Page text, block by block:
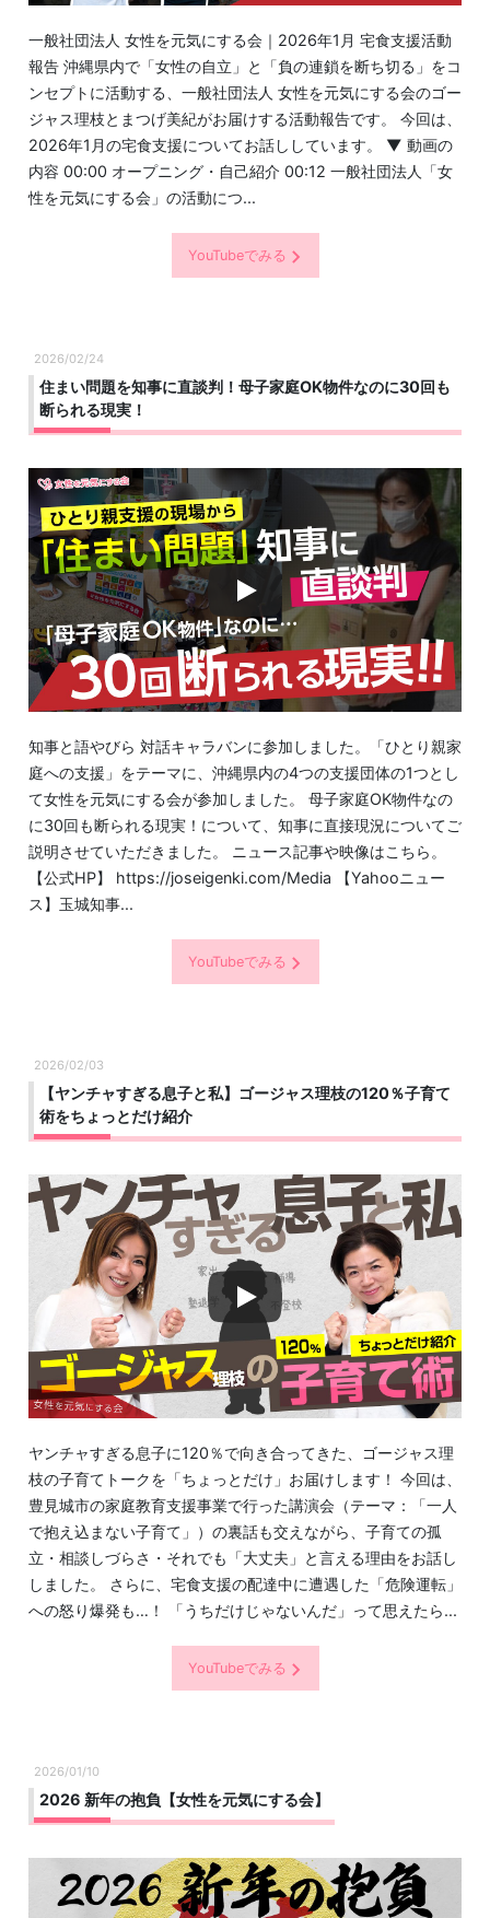
一般社団法人 女性を元気にする会｜2026年1月 宅食支援活動
報告 沖縄県内で「女性の自立」と「負の連鎖を断ち切る」をコ
ンセプトに活動する、一般社団法人 女性を元気にする会のゴー
ジャス理枝とまつげ美紀がお届けする活動報告です。 今回は、
2026年1月の宅食支援についてお話ししています。 ▼ 動画の
内容 00:00 オープニング・自己紹介 00:12 一般社団法人「女
性を元気にする会」の活動につ...
YouTubeでみる
2026/02/24
住まい問題を知事に直談判！母子家庭OK物件なのに30回も
断られる現実！
知事と語やびら 対話キャラバンに参加しました。「ひとり親家
庭への支援」をテーマに、沖縄県内の4つの支援団体の1つとし
て女性を元気にする会が参加しました。 母子家庭OK物件なの
に30回も断られる現実！について、知事に直接現況についてご
説明させていただきました。 ニュース記事や映像はこちら。
【公式HP】 https://joseigenki.com/Media 【Yahooニュー
ス】玉城知事...
YouTubeでみる
2026/02/03
【ヤンチャすぎる息子と私】ゴージャス理枝の120％子育て
術をちょっとだけ紹介
ヤンチャすぎる息子に120％で向き合ってきた、ゴージャス理
枝の子育てトークを「ちょっとだけ」お届けします！ 今回は、
豊見城市の家庭教育支援事業で行った講演会（テーマ：「一人
で抱え込まない子育て」）の裏話も交えながら、子育ての孤
立・相談しづらさ・それでも「大丈夫」と言える理由をお話し
しました。 さらに、宅食支援の配達中に遭遇した「危険運転」
への怒り爆発も…！ 「うちだけじゃないんだ」って思えたら...
YouTubeでみる
2026/01/10
2026 新年の抱負【女性を元気にする会】